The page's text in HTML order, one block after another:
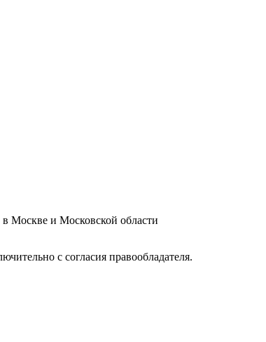
Москве и Московской области
с согласия правообладателя.